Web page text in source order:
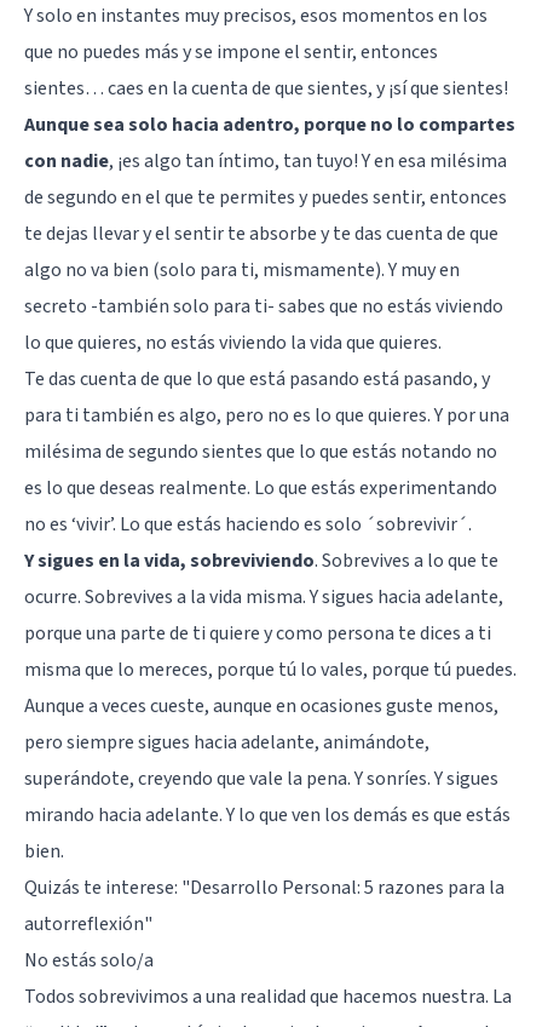
Y solo en instantes muy precisos, esos momentos en los
que no puedes más y se impone el sentir, entonces
sientes… caes en la cuenta de que sientes, y ¡sí que sientes!
Aunque sea solo hacia adentro, porque no lo compartes
con nadie, ¡es algo tan íntimo, tan tuyo! Y en esa milésima
de segundo en el que te permites y puedes sentir, entonces
te dejas llevar y el sentir te absorbe y te das cuenta de que
algo no va bien (solo para ti, mismamente). Y muy en
secreto -también solo para ti- sabes que no estás viviendo
lo que quieres, no estás viviendo la vida que quieres.
Te das cuenta de que lo que está pasando está pasando, y
para ti también es algo, pero no es lo que quieres. Y por una
milésima de segundo sientes que lo que estás notando no
es lo que deseas realmente. Lo que estás experimentando
no es ‘vivir’. Lo que estás haciendo es solo ´sobrevivir´.
Y sigues en la vida, sobreviviendo. Sobrevives a lo que te
ocurre. Sobrevives a la vida misma. Y sigues hacia adelante,
porque una parte de ti quiere y como persona te dices a ti
misma que lo mereces, porque tú lo vales, porque tú puedes.
Aunque a veces cueste, aunque en ocasiones guste menos,
pero siempre sigues hacia adelante, animándote,
superándote, creyendo que vale la pena. Y sonríes. Y sigues
mirando hacia adelante. Y lo que ven los demás es que estás
bien.
Quizás te interese: "Desarrollo Personal: 5 razones para la
autorreflexión"
No estás solo/a
Todos sobrevivimos a una realidad que hacemos nuestra. La